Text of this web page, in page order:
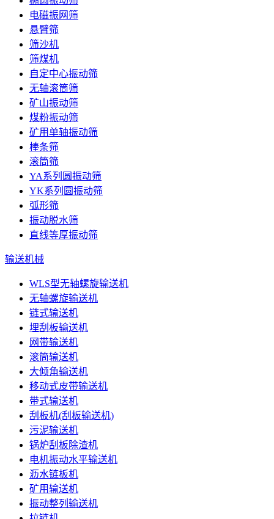
电磁振网筛
悬臂筛
筛沙机
筛煤机
自定中心振动筛
无轴滚筒筛
矿山振动筛
煤粉振动筛
矿用单轴振动筛
棒条筛
滚筒筛
YA系列圆振动筛
YK系列圆振动筛
弧形筛
振动脱水筛
直线等厚振动筛
输送机械
WLS型无轴螺旋输送机
无轴螺旋输送机
链式输送机
埋刮板输送机
网带输送机
滚筒输送机
大倾角输送机
移动式皮带输送机
带式输送机
刮板机(刮板输送机)
污泥输送机
锅炉刮板除渣机
电机振动水平输送机
沥水链板机
矿用输送机
振动整列输送机